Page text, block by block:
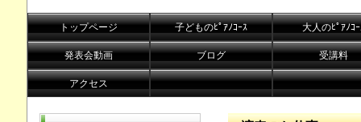
トップページ 子どものﾋﾟｱﾉｺｰｽ 大人のﾋﾟｱﾉｺ
発表会動画 ブログ 受講料
アクセス